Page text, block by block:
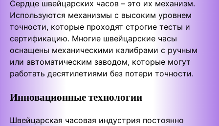
Сердце швейцарских часов – это их механизм.
Используются механизмы с высоким уровнем
точности, которые проходят строгие тесты и
сертификацию. Многие швейцарские часы
оснащены механическими калибрами с ручным
или автоматическим заводом, которые могут
работать десятилетиями без потери точности.
Инновационные технологии
Швейцарская часовая индустрия постоянно